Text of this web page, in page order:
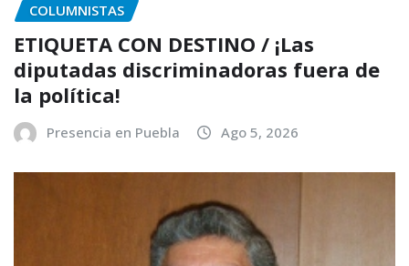
COLUMNISTAS
ETIQUETA CON DESTINO / ¡Las
diputadas discriminadoras fuera de
la política!
Presencia en Puebla Ago 5, 2026